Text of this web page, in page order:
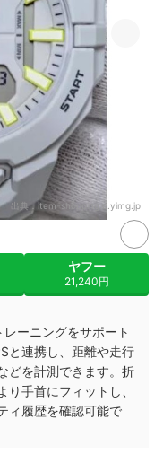
出典：item-shopping.c.yimg.jp
ヤフー
21,240円
ーニングをサポート
と連携し、距離や走行
どを計測できます。折
手首にフィットし、
ィ履歴を確認可能で